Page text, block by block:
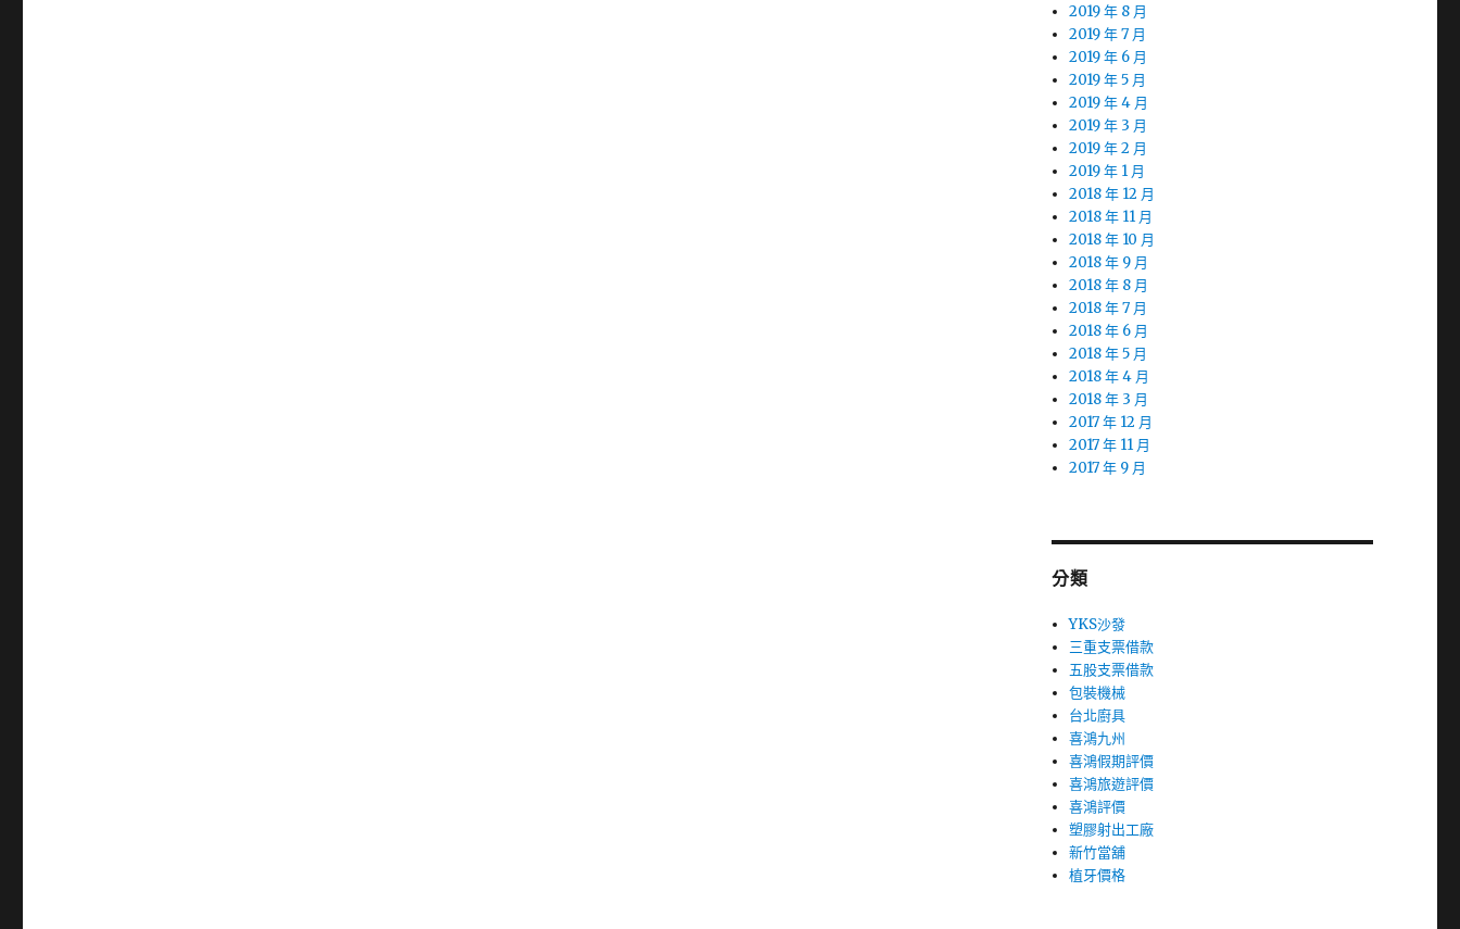
2019 年 8 月
2019 年 7 月
2019 年 6 月
2019 年 5 月
2019 年 4 月
2019 年 3 月
2019 年 2 月
2019 年 1 月
2018 年 12 月
2018 年 11 月
2018 年 10 月
2018 年 9 月
2018 年 8 月
2018 年 7 月
2018 年 6 月
2018 年 5 月
2018 年 4 月
2018 年 3 月
2017 年 12 月
2017 年 11 月
2017 年 9 月
分類
YKS沙發
三重支票借款
五股支票借款
包裝機械
台北廚具
喜鴻九州
喜鴻假期評價
喜鴻旅遊評價
喜鴻評價
塑膠射出工廠
新竹當舖
植牙價格